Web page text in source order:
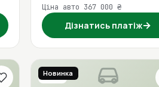
Ціна авто 367 000 ₴
Дізнатись платіж→
2016
Новинка